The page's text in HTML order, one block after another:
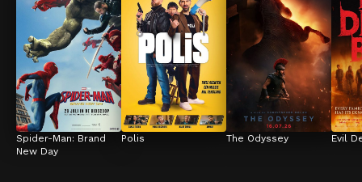
Spider-Man: Brand
New Day
Polis The Odyssey Evil